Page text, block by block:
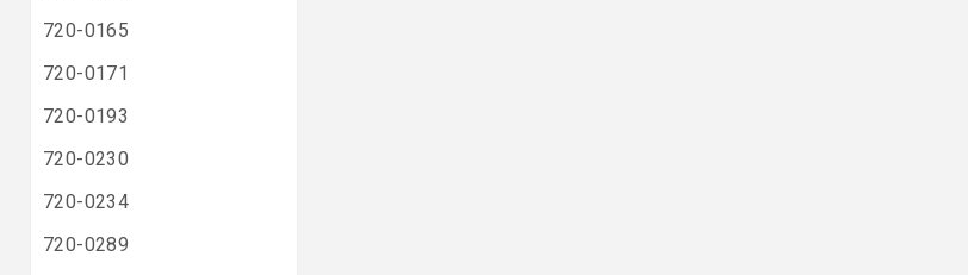
720-0165
720-0171
720-0193
720-0230
720-0234
720-0289